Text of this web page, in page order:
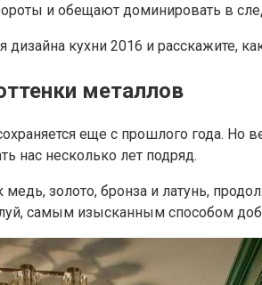
и обещают доминировать в
дизайна кухни 2016 и расскажите,
металлов
еще с прошлого года.
нас несколько лет подряд.
медь, золото, бронза и латунь,
самым изысканным способом